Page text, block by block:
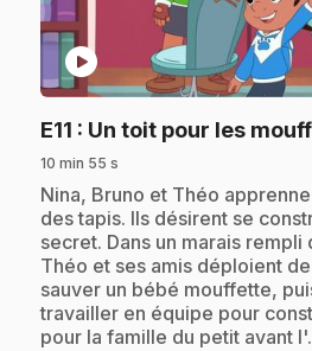
play_circle
E11 : Un toit pour les
10 min 55 s
.Nina, Bruno et Théo
des tapis. Ils désirent se
secret. Dans un marais rempli
Théo et ses amis déploient
sauver un bébé mouffette,
travailler en équipe pour
pour la famille du petit avant